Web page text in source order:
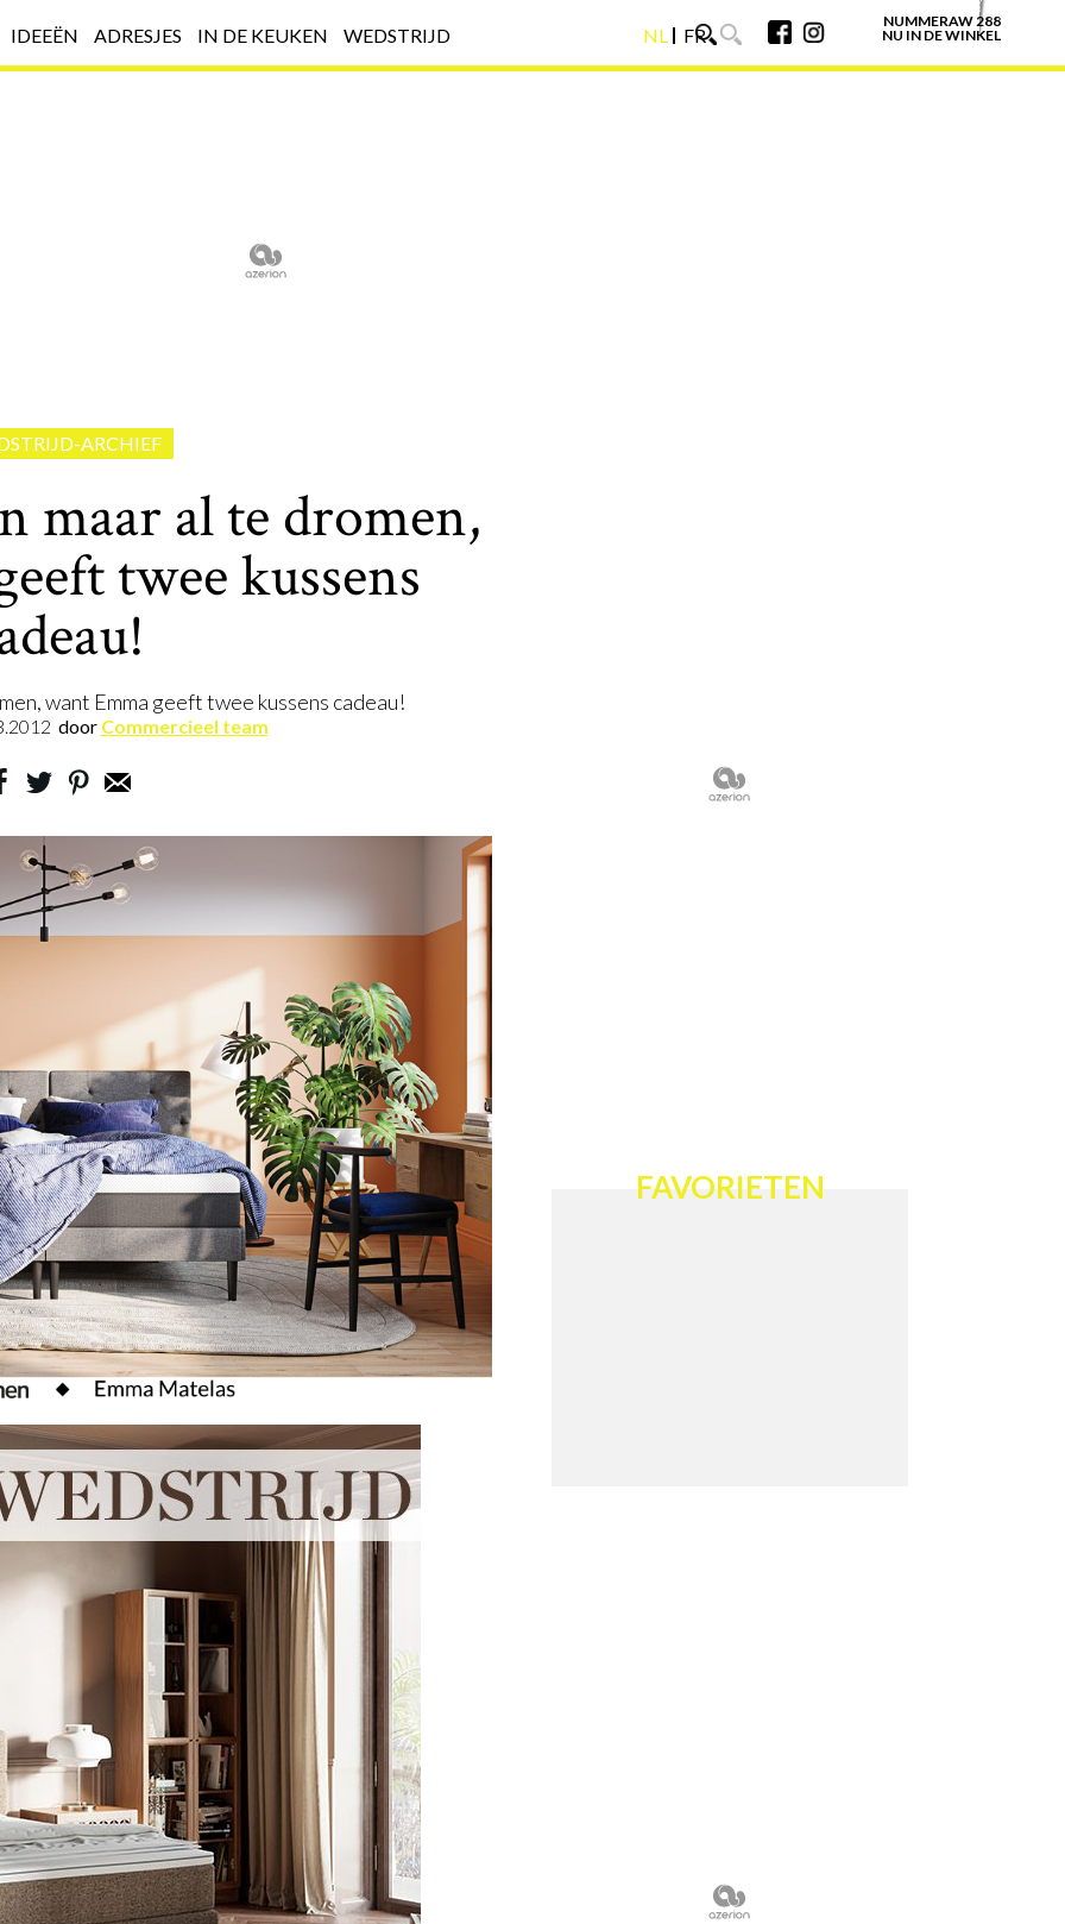
IDEEËN ADRESJES IN DE KEUKEN WEDSTRIJD
NL
FR
NUMMERAW 288
NU IN DE WINKEL
ARCHIEF
maar al te dromen,
twee kussens
want Emma geeft twee kussens cadeau!
door Commercieel team
FAVORIETEN